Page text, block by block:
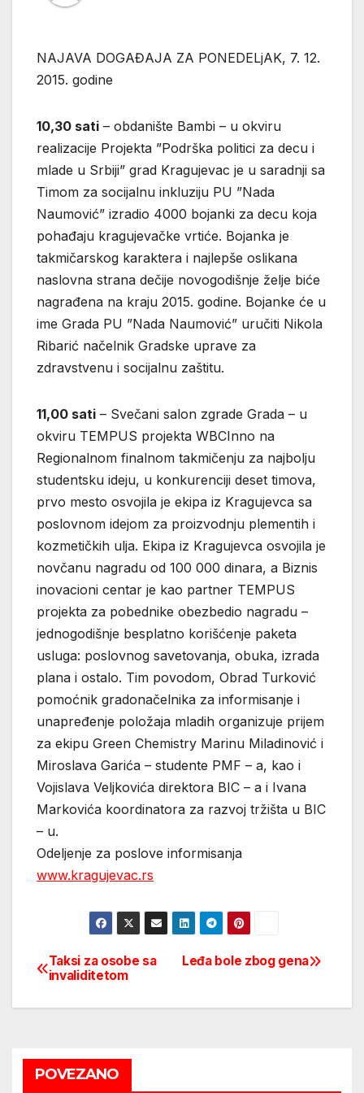
NAJAVA DOGAĐAJA ZA PONEDELjAK, 7. 12.
2015. godine
10,30 sati – obdanište Bambi – u okviru
realizacije Projekta ”Podrška politici za decu i
mlade u Srbiji” grad Kragujevac je u saradnji sa
Timom za socijalnu inkluziju PU ”Nada
Naumović” izradio 4000 bojanki za decu koja
pohađaju kragujevačke vrtiće. Bojanka je
takmičarskog karaktera i najlepše oslikana
naslovna strana dečije novogodišnje želje biće
nagrađena na kraju 2015. godine. Bojanke će u
ime Grada PU ”Nada Naumović” uručiti Nikola
Ribarić načelnik Gradske uprave za
zdravstvenu i socijalnu zaštitu.
11,00 sati – Svečani salon zgrade Grada – u
okviru TEMPUS projekta WBCInno na
Regionalnom finalnom takmičenju za najbolju
studentsku ideju, u konkurenciji deset timova,
prvo mesto osvojila je ekipa iz Kragujevca sa
poslovnom idejom za proizvodnju plementih i
kozmetičkih ulja. Ekipa iz Kragujevca osvojila je
novčanu nagradu od 100 000 dinara, a Biznis
inovacioni centar je kao partner TEMPUS
projekta za pobednike obezbedio nagradu –
jednogodišnje besplatno korišćenje paketa
usluga: poslovnog savetovanja, obuka, izrada
plana i ostalo. Tim povodom, Obrad Turković
pomoćnik gradonačelnika za informisanje i
unapređenje položaja mladih organizuje prijem
za ekipu Green Chemistry Marinu Miladinović i
Miroslava Garića – studente PMF – a, kao i
Vojislava Veljkovića direktora BIC – a i Ivana
Markovića koordinatora za razvoj tržišta u BIC
– u.
Odeljenje za poslove informisanja
www.kragujevac.rs
Post
navigation
Leđa bole zbog gena
Taksi za osobe sa
invaliditetom
POVEZANO